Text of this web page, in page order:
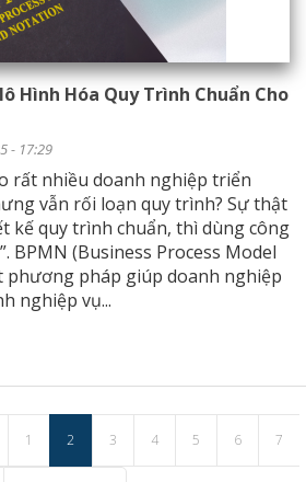
Hình Hóa Quy Trình Chuẩn Cho
- 17:29
rất nhiều doanh nghiệp triển
vẫn rối loạn quy trình? Sự thật
kế quy trình chuẩn, thì dùng công
BPMN (Business Process Model
phương pháp giúp doanh nghiệp
nghiệp vụ...
1 2 3 4 5 6 7